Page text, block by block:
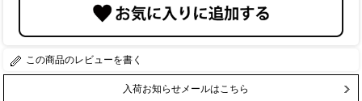
レビューを書く
入荷お知らせメールはこちら